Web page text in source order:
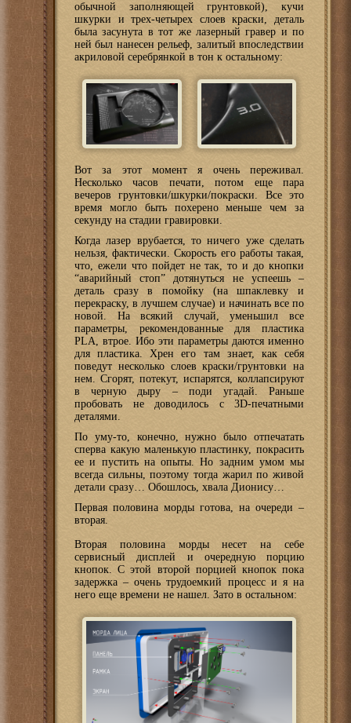
обычной заполняющей грунтовкой), кучи
шкурки и трех-четырех слоев краски, деталь
была засунута в тот же лазерный гравер и по
ней был нанесен рельеф, залитый впоследствии
акриловой серебрянкой в тон к остальному:
Вот за этот момент я очень переживал.
Несколько часов печати, потом еще пара
вечеров грунтовки/шкурки/покраски. Все это
время могло быть похерено меньше чем за
секунду на стадии гравировки.
Когда лазер врубается, то ничего уже сделать
нельзя, фактически. Скорость его работы такая,
что, ежели что пойдет не так, то и до кнопки
“аварийный стоп” дотянуться не успеешь –
деталь сразу в помойку (на шпаклевку и
перекраску, в лучшем случае) и начинать все по
новой. На всякий случай, уменьшил все
параметры, рекомендованные для пластика
PLA, втрое. Ибо эти параметры даются именно
для пластика. Хрен его там знает, как себя
поведут несколько слоев краски/грунтовки на
нем. Сгорят, потекут, испарятся, коллапсируют
в черную дыру – поди угадай. Раньше
пробовать не доводилось с 3D-печатными
деталями.
По уму-то, конечно, нужно было отпечатать
сперва какую маленькую пластинку, покрасить
ее и пустить на опыты. Но задним умом мы
всегда сильны, поэтому тогда жарил по живой
детали сразу… Обошлось, хвала Дионису…
Первая половина морды готова, на очереди –
вторая.
Вторая половина морды несет на себе
сервисный дисплей и очередную порцию
кнопок. С этой второй порцией кнопок пока
задержка – очень трудоемкий процесс и я на
него еще времени не нашел. Зато в остальном: